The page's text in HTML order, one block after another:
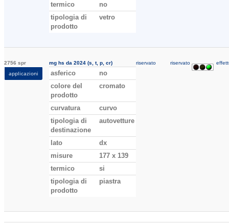
termico
no
tipologia di
prodotto
vetro
2756 spr
applicazioni
mg hs da 2024 (s, t, p, cr)
asferico
no
colore del
prodotto
cromato
curvatura
curvo
tipologia di
destinazione
autovetture
lato
dx
misure
177 x 139
termico
si
tipologia di
prodotto
piastra
riservato riservato